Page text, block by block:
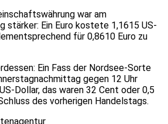
war am
stärker: Ein Euro kostete 1,1615 US-
für 0,8610 Euro zu
Ein Fass der Nordsee-Sorte
gegen 12 Uhr
Dollar, das waren 32 Cent oder 0,5
des vorherigen Handelstags.